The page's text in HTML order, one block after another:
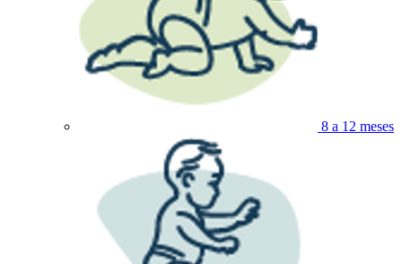
8 a 12 meses